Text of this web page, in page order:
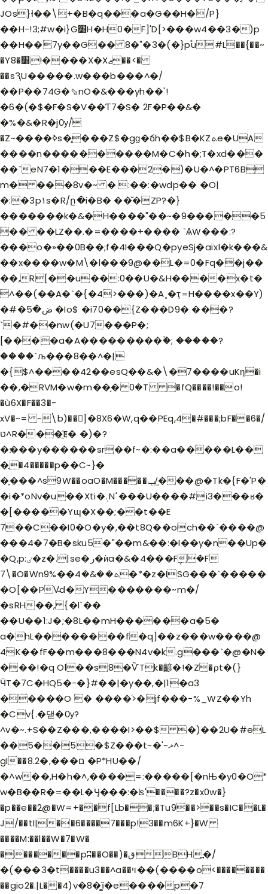
JOs}ł��\+�B�q���a�G��H�/P}
��H-!3;#w�i}G׽H�H0�F]'D[>���w4��3�)p
��H��7y��G�� 8�"�3�(�}p֕u#L��{��~
�Y8�׽!����X�Xޒ��<�
��sԆU�����.w���b���^�/
��P��74G�⬂nO�&���yh��'!
�6�(�$�F�S�V��Ƭ7�S� 2F�P��&�
�%�&�R�jѸ/
�Z~����ߢs�̥���Z$�gɡ�ճh��$B�KZܬe�UA
����n����������M�C�h�;T�xd���
��`eN7�1���E���2�)�U�^�PT6B
m� ���8v�~ � :��:�wdp�� �O|
�:�3p۱s�R/ը�i�B� ��̌�ZP?�}
�������k�&�H����"��~�9�����5
�� ��LZ��.�=����+���� `ѦW���:?
���o�»��0B��;f�4I���Q�pyeSj�aïxl�k���&
��x����w�M\�l���9@��L�=0�Fq��j��
��,R[��u��:0��U�&H����x�t�
^��(��A�`�{�4>���)�A˳�ҭ=H����x��Y)
�#�ض�5 �Io$ �i70��{Z���D9� ���?
`�#��nw(�U7���P�;
[����a�A���������۫�; �����?
����`љ���8��^�|
�{$^����42��esQ��&�\�7����uKη�i
��,�RVM�w�m��̗�ܿ 0�T �fQ����!��o!
�ù6X�F��3�-
xV�~= ~\b)��]�8X6�W,q��ׅPEq,4�#���;bF��6�/
ט^R���҈E� �)�?
�׃���y������sr��f~�:��a�����L��
�ֲ�4�����p��C~}�
�֪���^s9W��oaO�M�����ݕ/͢���@�Tk�{F�'P�
�i�*oNv�u��Xti�܉Nߵ���U����#i3���ʁ�
�[�����Yɰ�X��;��t��E
7��C��I0�O�y�,��t8Q��och��`����@
���4�7�B�sku5�"��m&��:�I��y�n��Up�
�Q,p:ٸ�z�.|se�ر�ѝa�&�4���F݆�F
7\�O�Wnܬ��&�4��%9�*�z�ISG���`�����
�O[��PV̵d�Y�������~m�/
�sRH��, {�l`��
��U��1:J�;�8L��mH������a�5�
a�hL��������f�q]��z���w����@
4K��fF��m���8���N4v�k.g���`�@�N�
���!�q Ol��s8�ѶTk�齴�!�Z�ρt�(}
ӴT�7C�HQ5�-�}#��|�y��,�|1�a3
�����O � ����֜>�jf���-%_WZ��Yh
�Cv{.�댇�Ѹ?
^v�~.+S��Z���,����I>��$ �)��2U�#eL
��5��5�$Z���t~�'~ޜ^-
gI��8.ם���,�2 �P*HU��/
�^w��,H�h�^,����=:�����[�nЊ�y0�O*
w�B��R�=��L�Ӌ���:�ʪ'����?z�x0w�}
�p��e��2@�W=+��f[Lb��;�Tu9��>��s�IC��L�
J/��tI|��6����7���p!3��m6K+}�W
����M:��l��W�7�W�
�������pʭ��O��)�قBH߽�/
�(���3�t����u3��^a��ױ��(����o<��������
��gio2�.|L��4)v�8�͚ȉ�e����p�7